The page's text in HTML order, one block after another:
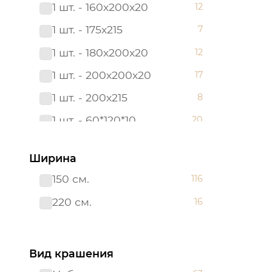
180*200
180х200х20
2 сп. с Евро
2,0 сп.
200х200х20
220*200 3
240*215 3
48*48
1 шт. - 160х200х20 12
1 шт. - 175х215 7
1 шт. - 180х200х20 12
1 шт. - 200х200х20 17
1 шт. - 200х215 8
1 шт. - 60*120*10 20
2 шт. - 50х70
2 шт. - 70х70
Борта:6шт
Наволочка: 1 шт. - 40*60
Ширина
150 см.
116
220 см. 16
Вид крашения